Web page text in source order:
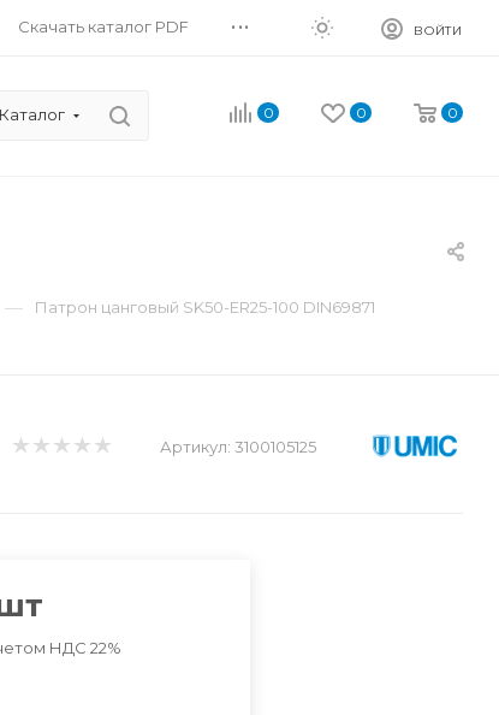
Скачать каталог PDF ... ВОЙТИ
Каталог 0 0 0
— Патрон цанговый SK50-ER25-100 DIN69871
Артикул: 3100105125
НДС 22%